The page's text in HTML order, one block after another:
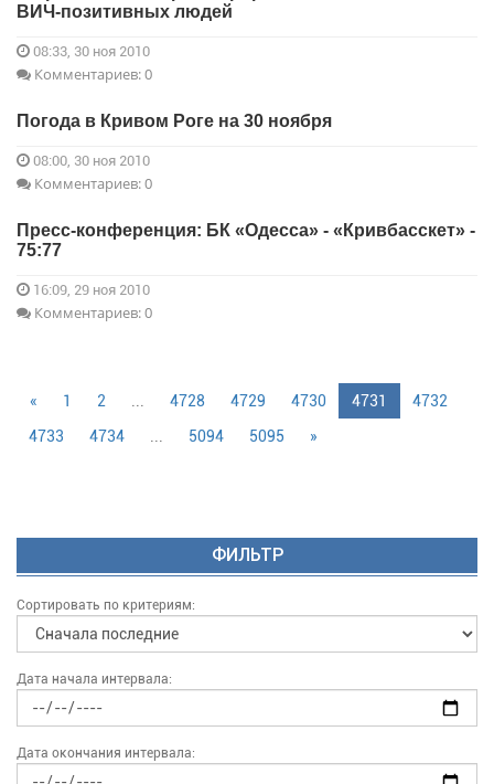
ВИЧ-позитивных людей
08:33, 30 ноя 2010
Комментариев: 0
Погода в Кривом Роге на 30 ноября
08:00, 30 ноя 2010
Комментариев: 0
Пресс-конференция: БК «Одесса» - «Кривбасскет» -
75:77
16:09, 29 ноя 2010
Комментариев: 0
« 1 2 ... 4728 4729 4730 4731
4732
4733
4734 ... 5094 5095 »
ФИЛЬТР
Сортировать по критериям:
Дата начала интервала:
Дата окончания интервала: